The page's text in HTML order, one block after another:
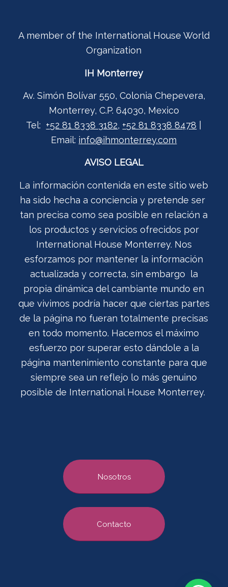
A member of the International House World
Organization
IH Monterrey
Av. Simón Bolívar 550, Colonia Chepevera,
Monterrey, C.P. 64030, Mexico
Tel: +52 81 8338 3182, +52 81 8338 8478
Email: info@ihmonterrey.com
AVISO LEGAL
La información contenida en este sitio web
ha sido hecha a conciencia y pretende ser
tan precisa como sea posible en relación a
los productos y servicios ofrecidos por
International House Monterrey. Nos
esforzamos por mantener la información
actualizada y correcta, sin embargo la
propia dinámica del cambiante mundo en
que vivimos podría hacer que ciertas partes
de la página no fueran totalmente precisas
en todo momento. Hacemos el máximo
esfuerzo por superar esto dándole a la
página mantenimiento constante para que
siempre sea un reflejo lo más genuino
posible de International House Monterrey.
Nosotros
Contacto